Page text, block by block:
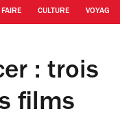
FAIRE CULTURE VOYAGE
: trois
films